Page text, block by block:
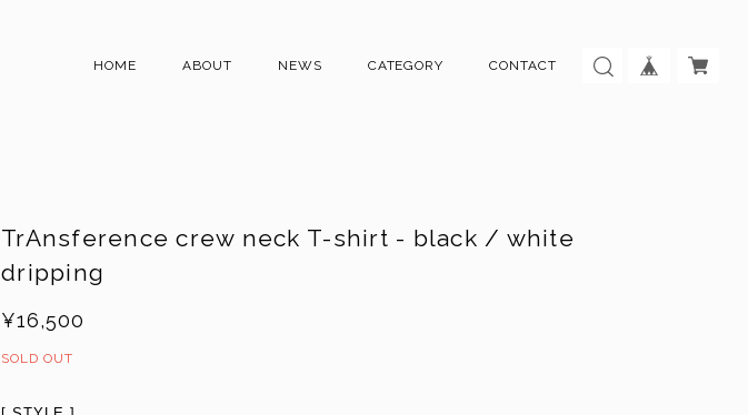
HOME ABOUT NEWS CATEGORY CONTACT
TrAnsference crew neck T-shirt - black / white
dripping
¥16,500
SOLD OUT